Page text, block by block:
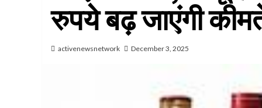
रुपये बढ़ जाएंगी
activenewsnetwork December 3, 2025